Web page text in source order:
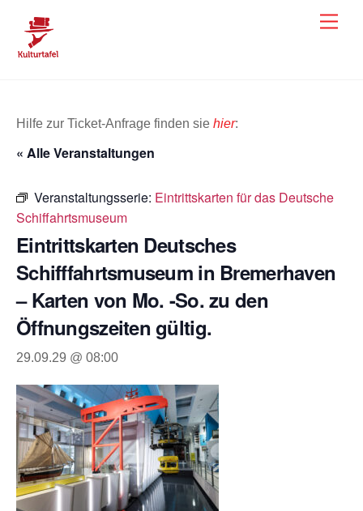
content
Hilfe zur Ticket-Anfrage finden sie hier:
« Alle Veranstaltungen
Veranstaltungsserie: Eintrittskarten für das Deutsche
Schiffahrtsmuseum
Eintrittskarten Deutsches
Schifffahrtsmuseum in Bremerhaven
– Karten von Mo. -So. zu den
Öffnungszeiten gültig.
29.09.29 @ 08:00